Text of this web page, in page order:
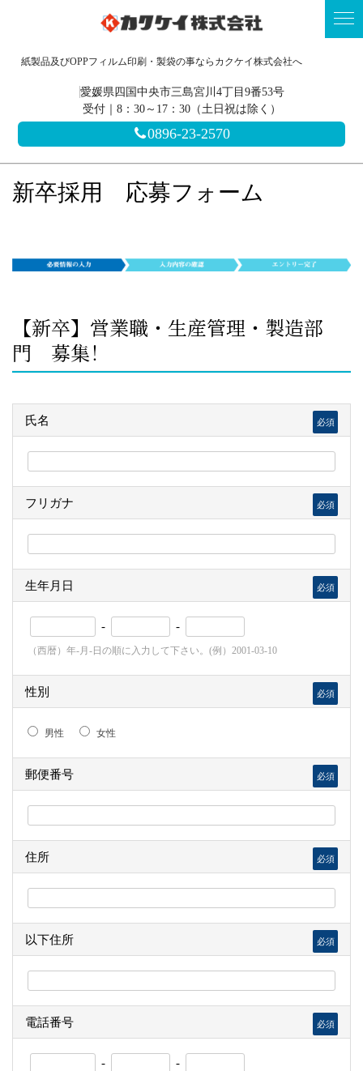
紙製品及びOPPフィルム印刷・製袋の事ならカクケイ株式会社へ
愛媛県四国中央市三島宮川4丁目9番53号
受付｜8：30～17：30（土日祝は除く）
0896-23-2570
新卒採用 応募フォーム
【新卒】営業職・生産管理・製造部
門 募集！
氏名 必須
フリガナ 必須
生年月日 必須
- -
（西暦）年-月-日の順に入力して下さい。(例）2001-03-10
性別 必須
男性 女性
郵便番号 必須
住所 必須
以下住所 必須
電話番号 必須
- -